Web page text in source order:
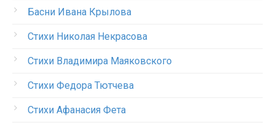
Басни Ивана Крылова
Стихи Николая Некрасова
Стихи Владимира Маяковского
Стихи Федора Тютчева
Стихи Афанасия Фета